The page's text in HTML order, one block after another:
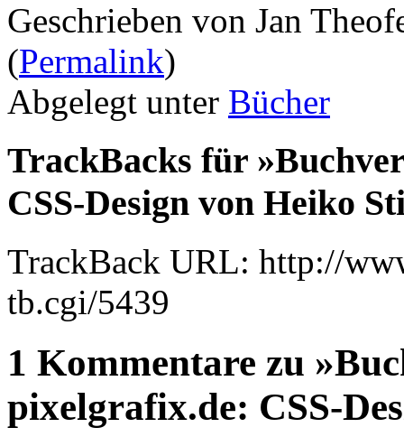
Geschrieben von Jan
(Permalink)
Abgelegt unter Bücher
TrackBacks für
CSS-Design von Heiko
TrackBack URL: http://
tb.cgi/5439
1 Kommentare zu
pixelgrafix.de: CSS-